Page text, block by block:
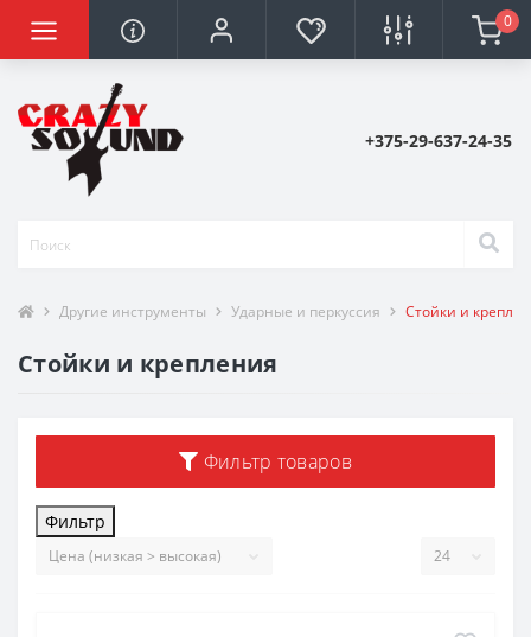
0
+375-29-637-24-35
Другие инструменты Ударные и перкуссия Стойки и
Стойки и крепления
Фильтр товаров
Фильтр